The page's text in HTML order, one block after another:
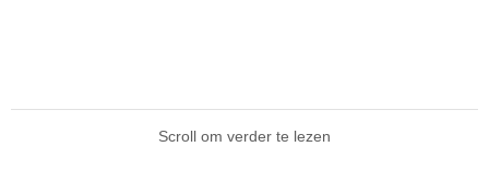
Scroll om verder te lezen